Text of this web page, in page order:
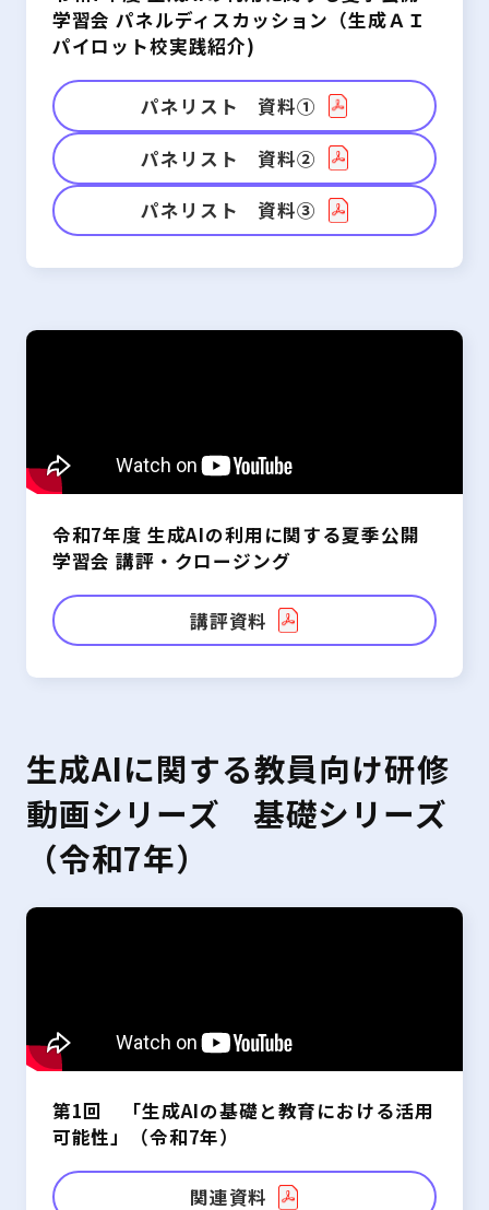
学習会 パネルディスカッション（生成ＡＩ
パイロット校実践紹介)
パネリスト 資料①
パネリスト 資料②
パネリスト 資料③
令和7年度 生成AIの利用に関する夏季公開
学習会 講評・クロージング
講評資料
生成AIに関する教員向け研修
動画シリーズ 基礎シリーズ
（令和7年）
第1回 「生成AIの基礎と教育における活用
可能性」（令和7年）
関連資料